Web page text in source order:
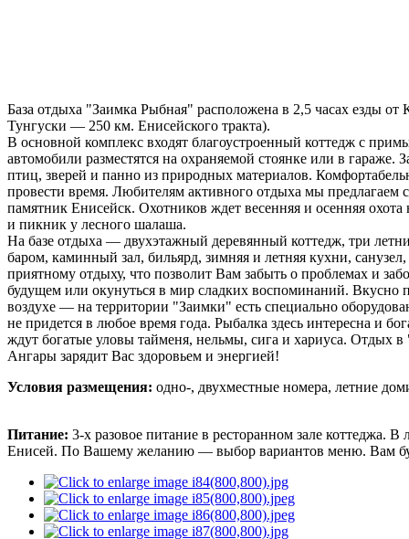
База отдыха "Заимка Рыбная" расположена в 2,5 часах езды
Тунгуски — 250 км. Енисейского тракта).
В основной комплекс входят благоустроенный коттедж с
автомобили разместятся на охраняемой стоянке или в
птиц, зверей и панно из природных материалов.
провести время. Любителям активного отдыха мы
памятник Енисейск. Охотников ждет весенняя и осенняя
и пикник у лесного шалаша.
На базе отдыха — двухэтажный деревянный коттедж, три
баром, каминный зал, бильярд, зимняя и летняя кухни,
приятному отдыху, что позволит Вам забыть о проблемах и
будущем или окунуться в мир сладких воспоминаний. Вкусно
воздухе — на территории "Заимки" есть специально
не придется в любое время года. Рыбалка здесь интересна и
ждут богатые уловы тайменя, нельмы, сига и хариуса. Отдых
Ангары зарядит Вас здоровьем и энергией!
Условия размещения: одно-, двухместные номера, летние
Питание: 3-х разовое питание в ресторанном зале коттеджа.
Енисей. По Вашему желанию — выбор вариантов меню. Вам